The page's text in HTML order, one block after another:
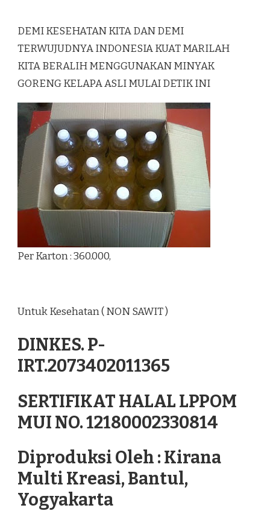
DEMI KESEHATAN KITA DAN DEMI
TERWUJUDNYA INDONESIA KUAT MARILAH
KITA BERALIH MENGGUNAKAN MINYAK
GORENG KELAPA ASLI MULAI DETIK INI
Per Karton : 360.000,
Untuk Kesehatan ( NON SAWIT )
DINKES. P-
IRT.2073402011365
SERTIFIKAT HALAL LPPOM
MUI NO. 12180002330814
Diproduksi Oleh : Kirana
Multi Kreasi, Bantul,
Yogyakarta